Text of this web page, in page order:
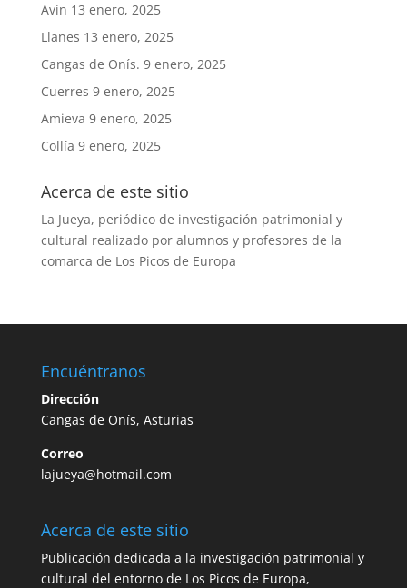
Avín 13 enero, 2025
Llanes 13 enero, 2025
Cangas de Onís. 9 enero, 2025
Cuerres 9 enero, 2025
Amieva 9 enero, 2025
Collía 9 enero, 2025
Acerca de este sitio
La Jueya, periódico de investigación patrimonial y
cultural realizado por alumnos y profesores de la
comarca de Los Picos de Europa
Encuéntranos
Dirección
Cangas de Onís, Asturias
Correo
lajueya@hotmail.com
Acerca de este sitio
Publicación dedicada a la investigación patrimonial y
cultural del entorno de Los Picos de Europa,